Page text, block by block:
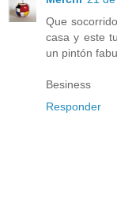
Que
casa y este
un pintón
Besiness
Responder